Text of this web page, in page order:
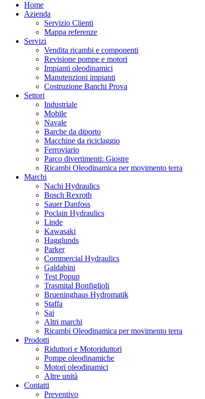
Home
Azienda
Servizio Clienti
Mappa referenze
Servizi
Vendita ricambi e componenti
Revisione pompe e motori
Impianti oleodinamici
Manutenzioni impianti
Costruzione Banchi Prova
Settori
Industriale
Mobile
Navale
Barche da diporto
Macchine da riciclaggio
Ferroviario
Parco divertimenti: Giostre
Ricambi Oleodinamica per movimento terra
Marchi
Nachi Hydraulics
Bosch Rexroth
Sauer Danfoss
Poclain Hydraulics
Linde
Kawasaki
Hagglunds
Parker
Commercial Hydraulics
Galdabini
Test Popup
Trasmital Bonfiglioli
Brueninghaus Hydromatik
Staffa
Sai
Altri marchi
Ricambi Oleodinamica per movimento terra
Prodotti
Riduttori e Motoriduttori
Pompe oleodinamiche
Motori oleodinamici
Altre unità
Contatti
Preventivo